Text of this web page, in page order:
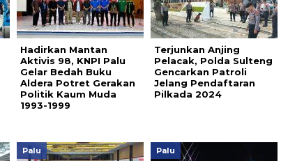
Hadirkan Mantan
Aktivis 98, KNPI Palu
Gelar Bedah Buku
Aldera Potret Gerakan
Politik Kaum Muda
1993-1999
Terjunkan Anjing
Pelacak, Polda Sulteng
Gencarkan Patroli
Jelang Pendaftaran
Pilkada 2024
Palu Palu